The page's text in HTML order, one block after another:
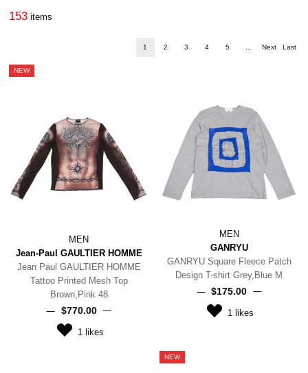
153 items
1 2 3 4 5 Next Last
NEW
MEN
Jean-Paul GAULTIER HOMME
Jean Paul GAULTIER HOMME
Tattoo Printed Mesh Top
Brown,Pink 48
$‌770.00
1likes
MEN
GANRYU
GANRYU Square Fleece Patch
Design T-shirt Grey,Blue M
$‌175.00
1 likes
NEW